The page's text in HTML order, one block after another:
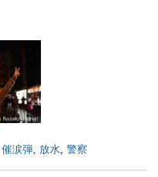
催涙弾, 放水, 警察